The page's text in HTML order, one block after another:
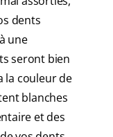
dents
une
seront bien
la couleur de
blanches
et des